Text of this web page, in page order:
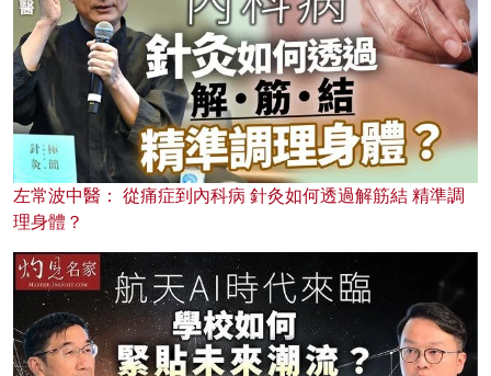
左常波中醫： 從痛症到內科病 針灸如何透過解筋結 精準調
理身體？